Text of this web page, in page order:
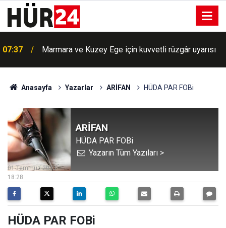
07:37 Marmara ve Kuzey Ege için kuvvetli rüzgâr uyarısı
07:18
aktaran görevli ifşa oldu
Anasayfa Yazarlar ARİFAN HÜDA PAR FOBi
ARİFAN
HÜDA PAR FOBi
Yazarın Tüm Yazıları >
18:28
01 Temmuz 2023
HÜDA PAR FOBi